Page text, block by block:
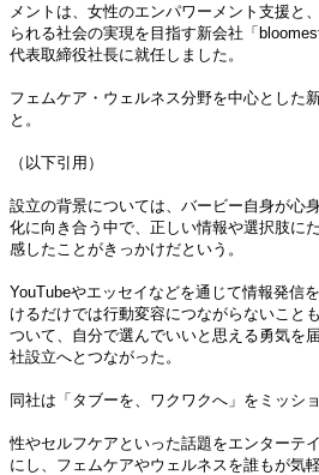
メントは、女性のエンパワーメント支援と
られる社会の実現を目指す新会社「
代表取締役社長に就任しました。
フェムケア・ウェルネス分野を中心とした
と。
（以下引用）
設立の背景については、バービー自身が心
化に向き合う中で、正しい情報や選択肢に
感したことがきっかけだという。
YouTubeやエッセイなどを通じて情報発信
けるだけでは行動変容につながらないこと
ついて、自分で選んでいいと思える勇気を
社設立へとつながった。
同社は「タブーを、ワクワクへ」をミッシ
性やセルフケアといった話題をエンターテ
にし、フェムケアやウェルネスを誰もが気